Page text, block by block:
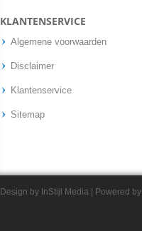
KLANTENSERVICE
Algemene voorwaarden
Disclaimer
Klantenservice
Sitemap
Design by InStijl Media | Powered by